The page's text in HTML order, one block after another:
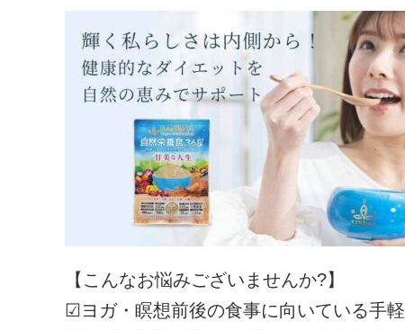
【こんなお悩みございませんか?】
☑ヨガ・瞑想前後の食事に向いている手